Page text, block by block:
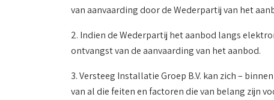
van aanvaarding door de Wederpartij van het
2. Indien de Wederpartij het aanbod langs
ontvangst van de aanvaarding van het aanbod.
3. Versteeg Installatie Groep B.V. kan zich –
van al die feiten en factoren die van belang zijn